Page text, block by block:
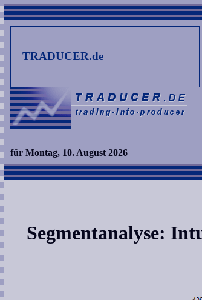
TRADUCER.de
für Montag, 10. August 2026
Segmentanalyse: